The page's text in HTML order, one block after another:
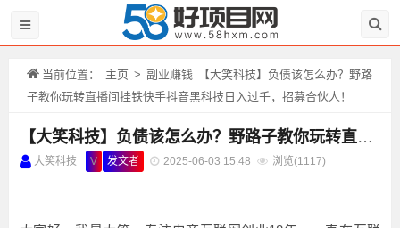
当前位置： 主页 > 副业赚钱
【大笑科技】负债该怎么办？野路
子教你玩转直播间挂铁快手抖音黑科技日入过千，招募合伙人！
【大笑科技】负债该怎么办？野路子教你玩转直播间挂铁快手抖音黑科技日入过千，招募合伙人！
大笑科技 V 发文者 2025-06-03 15:48 浏览(1117)